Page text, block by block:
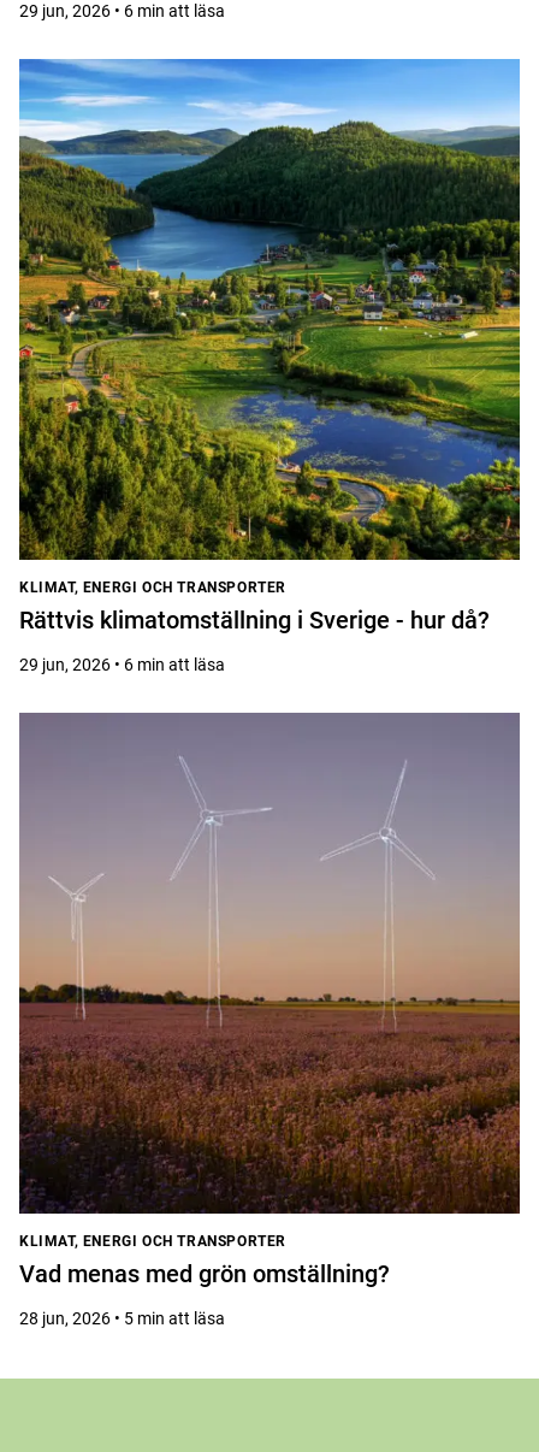
29 jun, 2026 • 6 min att läsa
KLIMAT, ENERGI OCH TRANSPORTER
Rättvis klimatomställning i Sverige - hur då?
29 jun, 2026 • 6 min att läsa
KLIMAT, ENERGI OCH TRANSPORTER
Vad menas med grön omställning?
28 jun, 2026 • 5 min att läsa